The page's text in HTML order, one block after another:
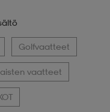
Golfvaatteet
vaatteet